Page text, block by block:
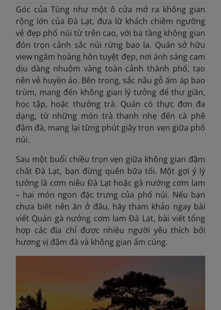
Góc của Tùng như một ô cửa mở ra không gian
rộng lớn của Đà Lạt, đưa lữ khách chiêm ngưỡng
vẻ đẹp phố núi từ trên cao, với ba tầng không gian
đón trọn cảnh sắc núi rừng bao la. Quán sở hữu
view ngắm hoàng hôn tuyệt đẹp, nơi ánh sáng cam
dịu dàng nhuộm vàng toàn cảnh thành phố, tạo
nên vẻ huyền ảo. Bên trong, sắc nâu gỗ ấm áp bao
trùm, mang đến không gian lý tưởng để thư giãn,
học tập, hoặc thưởng trà. Quán có thực đơn đa
dạng, từ những món trà thanh nhẹ đến cà phê
đậm đà, mang lại từng phút giây trọn vẹn giữa phố
núi.
Sau một buổi chiều trọn vẹn giữa không gian đậm
chất Đà Lạt, bạn đừng quên bữa tối. Một gợi ý lý
tưởng là cơm niêu Đà Lạt hoặc gà nướng cơm lam
– hai món ngon đặc trưng của phố núi. Nếu bạn
chưa biết nên ăn ở đâu, hãy tham khảo ngay bài
viết Quán gà nướng cơm lam Đà Lạt, bài viết tổng
hợp các địa chỉ được nhiều người yêu thích bởi
hương vị đậm đà và không gian ấm cúng.